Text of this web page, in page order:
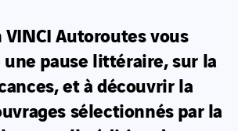
VINCI Autoroutes vous
pause littéraire, sur la
et à découvrir la
sélectionnés par la